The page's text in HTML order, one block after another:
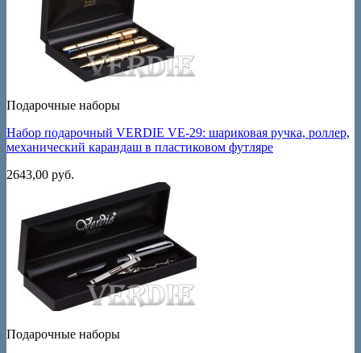
Подарочные наборы
Набор подарочный VERDIE VE-29: шариковая ручка, роллер,
механический карандаш в пластиковом футляре
2643,00 руб.
Подарочные наборы